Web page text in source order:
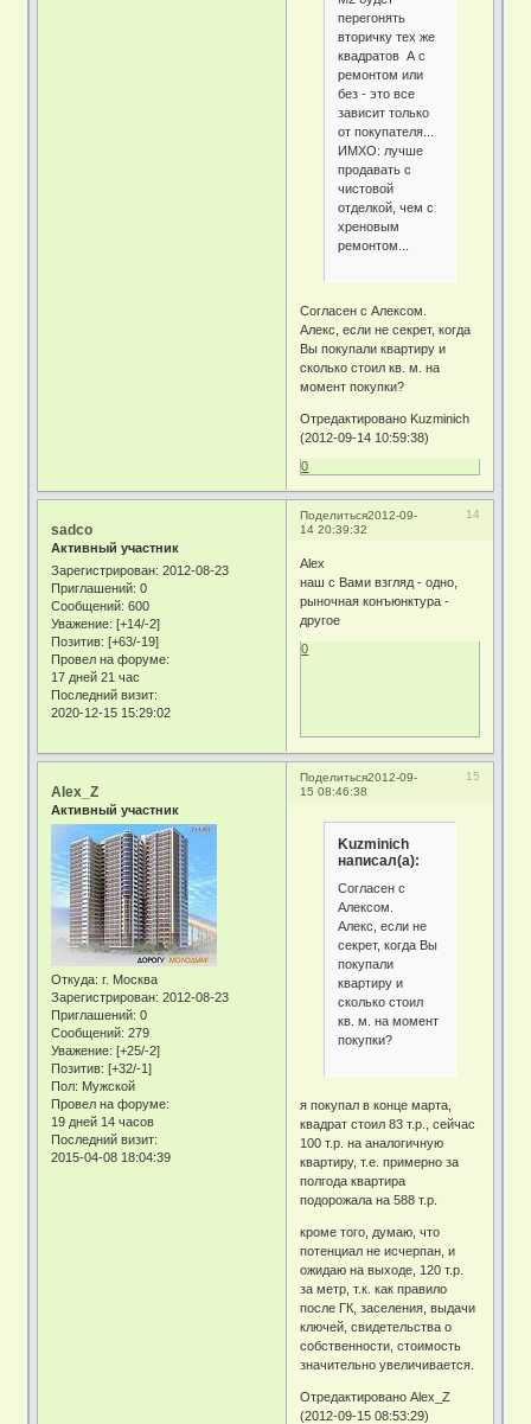
перегонять
вторичку тех же
квадратов А с
ремонтом или
без - это все
зависит только
от покупателя...
ИМХО: лучше
продавать с
чистовой
отделкой, чем с
хреновым
ремонтом...
Согласен с Алексом.
Алекс, если не секрет, когда
Вы покупали квартиру и
сколько стоил кв. м. на
момент покупки?
Отредактировано Kuzminich
(2012-09-14 10:59:38)
0
Поделиться 14
2012-09-
14 20:39:32
sadco
Активный участник
Зарегистрирован: 2012-08-23
Приглашений: 0
Сообщений: 600
Уважение: [+14/-2]
Позитив: [+63/-19]
Провел на форуме:
17 дней 21 час
Последний визит:
2020-12-15 15:29:02
Alex
наш с Вами взгляд - одно,
рыночная конъюнктура -
другое
0
Поделиться 15
2012-09-
15 08:46:38
Alex_Z
Активный участник
Откуда: г. Москва
Зарегистрирован: 2012-08-23
Приглашений: 0
Сообщений: 279
Уважение: [+25/-2]
Позитив: [+32/-1]
Пол: Мужской
Провел на форуме:
19 дней 14 часов
Последний визит:
2015-04-08 18:04:39
Kuzminich
написал(а):
Согласен с
Алексом.
Алекс, если не
секрет, когда Вы
покупали
квартиру и
сколько стоил
кв. м. на момент
покупки?
я покупал в конце марта,
квадрат стоил 83 т.р., сейчас
100 т.р. на аналогичную
квартиру, т.е. примерно за
полгода квартира
подорожала на 588 т.р.
кроме того, думаю, что
потенциал не исчерпан, и
ожидаю на выходе, 120 т.р.
за метр, т.к. как правило
после ГК, заселения, выдачи
ключей, свидетельства о
собственности, стоимость
значительно увеличивается.
Отредактировано Alex_Z
(2012-09-15 08:53:29)